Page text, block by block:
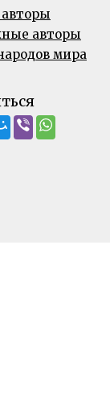
авторы
авторы
мира